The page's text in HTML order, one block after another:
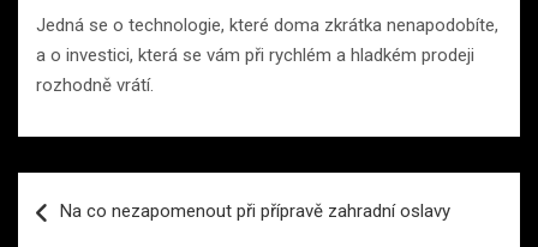
Jedná se o technologie, které doma zkrátka nenapodobíte,
a o investici, která se vám při rychlém a hladkém prodeji
rozhodně vrátí.
proNa co nezapomenout při přípravě zahradní oslavy